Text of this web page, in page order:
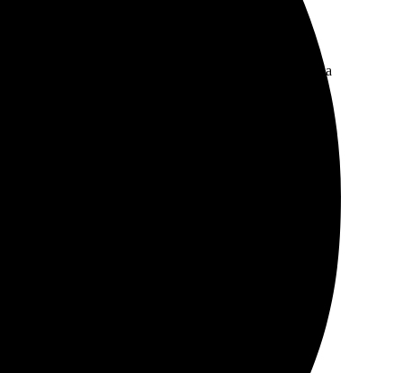
яркие, но я заметила еле видную царапинку на
размер. Связались оперативно, уточнили детали.